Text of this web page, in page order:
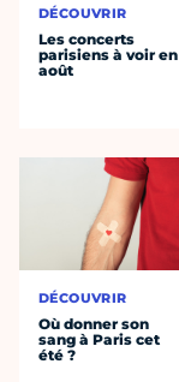
DÉCOUVRIR
Les concerts
parisiens à voir en
août
DÉCOUVRIR
Où donner son
sang à Paris cet
été ?